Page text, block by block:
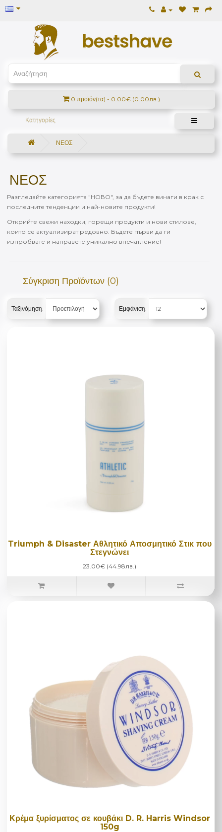
0 προϊόν(τα) - 0.00€ (0.00лв.)
Κατηγορίες
ΝΕΟΣ
ΝΕΟΣ
Разгледайте категорията "НОВО", за да бъдете винаги в крак с
последните тенденции и най-новите продукти!
Открийте свежи находки, горещи продукти и нови стилове,
които се актуализират редовно. Бъдете първи да ги
изпробвате и направете уникално впечатление!
Σύγκριση Προϊόντων (0)
Ταξινόμηση: Εμφάνιση:
Triumph & Disaster Αθλητικό Αποσμητικό Στικ που
Στεγνώνει
23.00€ (44.98лв.)
Κρέμα ξυρίσματος σε κουβάκι D. R. Harris Windsor
150g